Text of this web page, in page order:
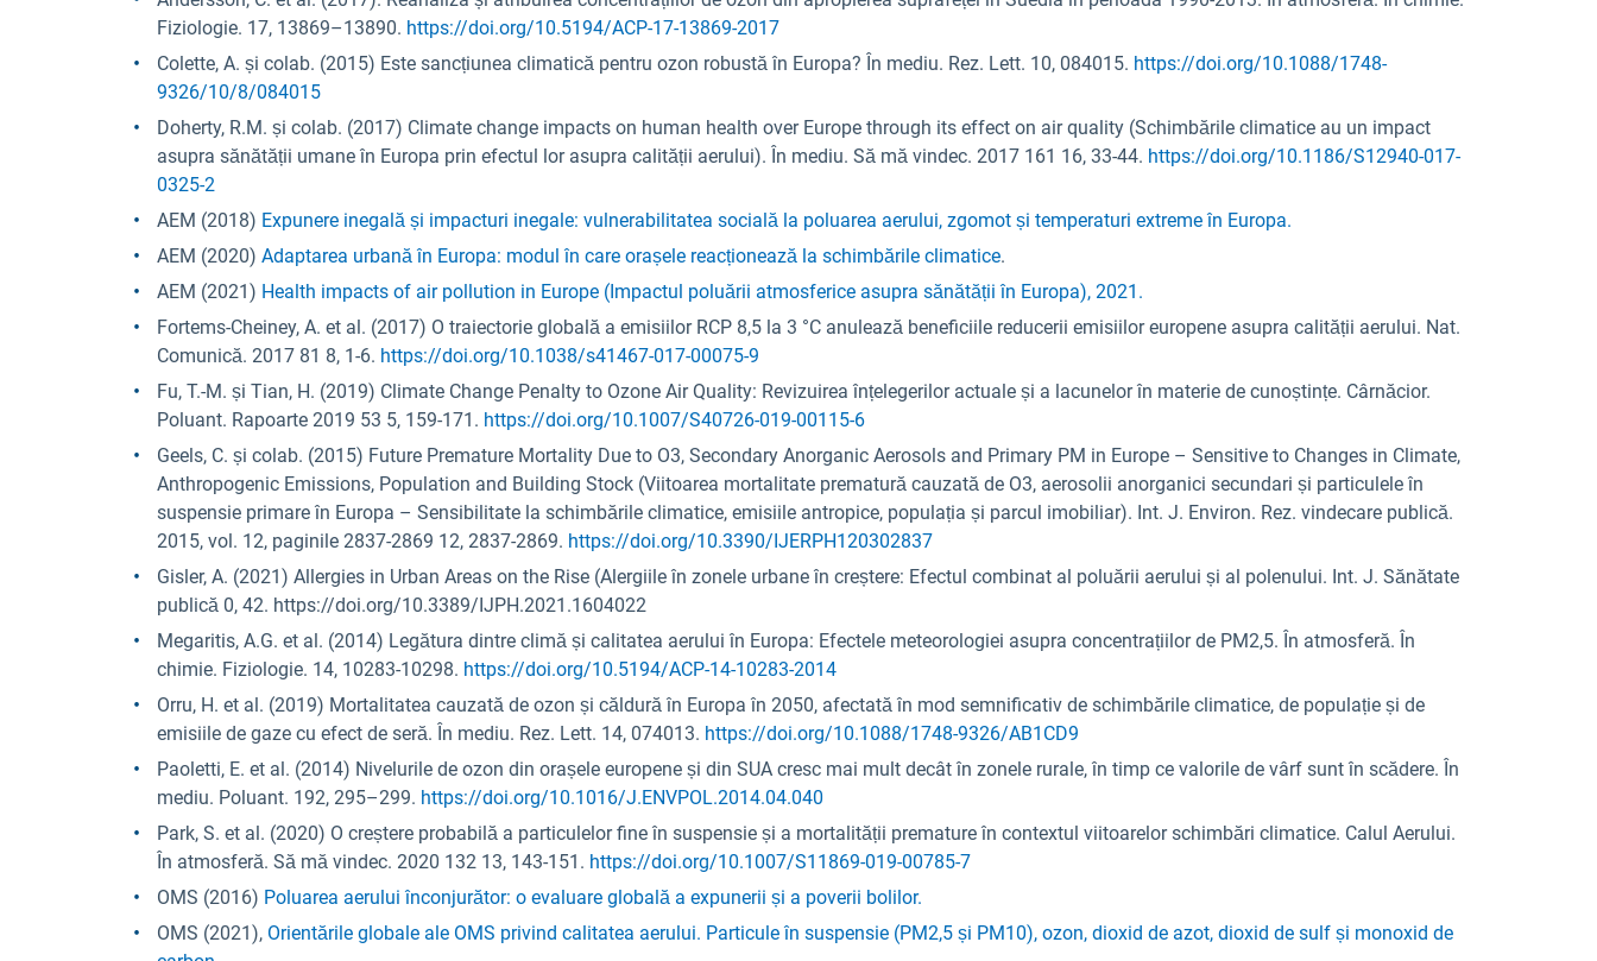
Fiziologie. 17, 13869–13890. https://doi.org/10.5194/ACP-17-13869-2017
Colette, A. și colab. (2015) Este sancțiunea climatică pentru ozon robustă în Europa? În mediu. Rez. Lett. 10, 084015. https://doi.org/10.1088/1748-
9326/10/8/084015
Doherty, R.M. și colab. (2017) Climate change impacts on human health over Europe through its effect on air quality (Schimbările climatice au un impact
asupra sănătății umane în Europa prin efectul lor asupra calității aerului). În mediu. Să mă vindec. 2017 161 16, 33-44. https://doi.org/10.1186/S12940-017-
0325-2
AEM (2018) Expunere inegală și impacturi inegale: vulnerabilitatea socială la poluarea aerului, zgomot și temperaturi extreme în Europa.
AEM (2020) Adaptarea urbană în Europa: modul în care orașele reacționează la schimbările climatice.
AEM (2021) Health impacts of air pollution in Europe (Impactul poluării atmosferice asupra sănătății în Europa), 2021.
Fortems-Cheiney, A. et al. (2017) O traiectorie globală a emisiilor RCP 8,5 la 3 °C anulează beneficiile reducerii emisiilor europene asupra calității aerului. Nat.
Comunică. 2017 81 8, 1-6. https://doi.org/10.1038/s41467-017-00075-9
Fu, T.-M. și Tian, H. (2019) Climate Change Penalty to Ozone Air Quality: Revizuirea înțelegerilor actuale și a lacunelor în materie de cunoștințe. Cârnăcior.
Poluant. Rapoarte 2019 53 5, 159-171. https://doi.org/10.1007/S40726-019-00115-6
Geels, C. și colab. (2015) Future Premature Mortality Due to O3, Secondary Anorganic Aerosols and Primary PM in Europe – Sensitive to Changes in Climate,
Anthropogenic Emissions, Population and Building Stock (Viitoarea mortalitate prematură cauzată de O3, aerosolii anorganici secundari și particulele în
suspensie primare în Europa – Sensibilitate la schimbările climatice, emisiile antropice, populația și parcul imobiliar). Int. J. Environ. Rez. vindecare publică.
2015, vol. 12, paginile 2837-2869 12, 2837-2869. https://doi.org/10.3390/IJERPH120302837
Gisler, A. (2021) Allergies in Urban Areas on the Rise (Alergiile în zonele urbane în creștere: Efectul combinat al poluării aerului și al polenului. Int. J. Sănătate
publică 0, 42. https://doi.org/10.3389/IJPH.2021.1604022
Megaritis, A.G. et al. (2014) Legătura dintre climă și calitatea aerului în Europa: Efectele meteorologiei asupra concentrațiilor de PM2,5. În atmosferă. În
chimie. Fiziologie. 14, 10283-10298. https://doi.org/10.5194/ACP-14-10283-2014
Orru, H. et al. (2019) Mortalitatea cauzată de ozon și căldură în Europa în 2050, afectată în mod semnificativ de schimbările climatice, de populație și de
emisiile de gaze cu efect de seră. În mediu. Rez. Lett. 14, 074013. https://doi.org/10.1088/1748-9326/AB1CD9
Paoletti, E. et al. (2014) Nivelurile de ozon din orașele europene și din SUA cresc mai mult decât în zonele rurale, în timp ce valorile de vârf sunt în scădere. În
mediu. Poluant. 192, 295–299. https://doi.org/10.1016/J.ENVPOL.2014.04.040
Park, S. et al. (2020) O creștere probabilă a particulelor fine în suspensie și a mortalității premature în contextul viitoarelor schimbări climatice. Calul Aerului.
În atmosferă. Să mă vindec. 2020 132 13, 143-151. https://doi.org/10.1007/S11869-019-00785-7
OMS (2016) Poluarea aerului înconjurător: o evaluare globală a expunerii și a poverii bolilor.
OMS (2021), Orientările globale ale OMS privind calitatea aerului. Particule în suspensie (PM2,5 și PM10), ozon, dioxid de azot, dioxid de sulf și monoxid de